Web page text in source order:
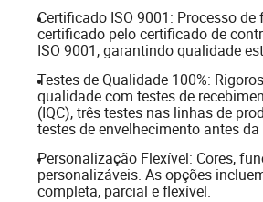
Certificado ISO 9001: Processo
certificado pelo certificado de
ISO 9001, garantindo qualidade
Testes de Qualidade 100%:
qualidade com testes de
(IQC), três testes nas linhas de
testes de envelhecimento antes
Personalização Flexível: Cores,
personalizáveis. As opções
completa, parcial e flexível.